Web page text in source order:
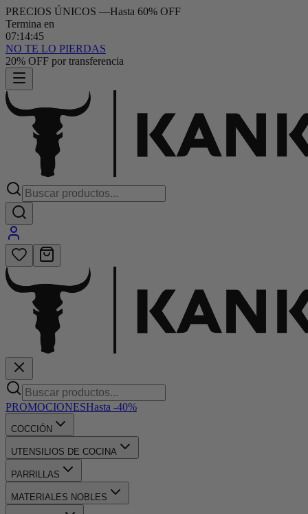
PRECIOS ÚNICOS —Hasta 60% OFF
Termina en
07:14:44
NO TE LO PIERDAS
Hasta 6 cuotas sin interés
PROMOCIONESHasta -40%
COCCIÓN
UTENSILIOS DE COCINA
PARRILLAS
MATERIALES NOBLES